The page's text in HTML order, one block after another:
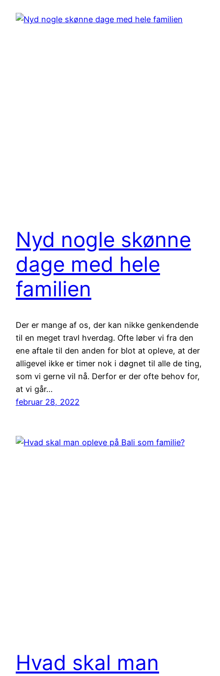
Nyd nogle skønne
dage med hele
familien
Der er mange af os, der kan nikke genkendende
til en meget travl hverdag. Ofte løber vi fra den
ene aftale til den anden for blot at opleve, at der
alligevel ikke er timer nok i døgnet til alle de ting,
som vi gerne vil nå. Derfor er der ofte behov for,
at vi går…
februar 28, 2022
Hvad skal man